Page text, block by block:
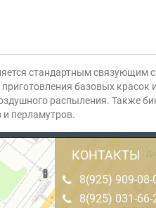
стандартным связующим
базовых красок
распыления. Также
и перламутров.
КОНТАКТЫ
8(925) 909-08-
8(925) 031-66-